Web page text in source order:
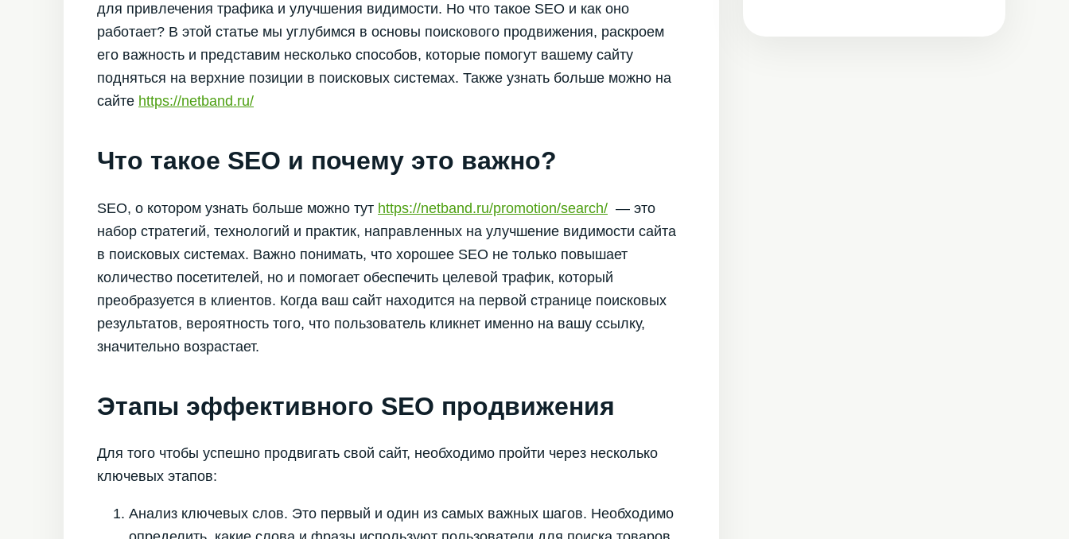
для привлечения трафика и улучшения видимости. Но что такое SEO и как оно
работает? В этой статье мы углубимся в основы поискового продвижения, раскроем
его важность и представим несколько способов, которые помогут вашему сайту
подняться на верхние позиции в поисковых системах. Также узнать больше можно на
сайте https://netband.ru/
Что такое SEO и почему это важно?
SEO, о котором узнать больше можно тут https://netband.ru/promotion/search/ — это
набор стратегий, технологий и практик, направленных на улучшение видимости сайта
в поисковых системах. Важно понимать, что хорошее SEO не только повышает
количество посетителей, но и помогает обеспечить целевой трафик, который
преобразуется в клиентов. Когда ваш сайт находится на первой странице поисковых
результатов, вероятность того, что пользователь кликнет именно на вашу ссылку,
значительно возрастает.
Этапы эффективного SEO продвижения
Для того чтобы успешно продвигать свой сайт, необходимо пройти через несколько
ключевых этапов:
Анализ ключевых слов. Это первый и один из самых важных шагов. Необходимо